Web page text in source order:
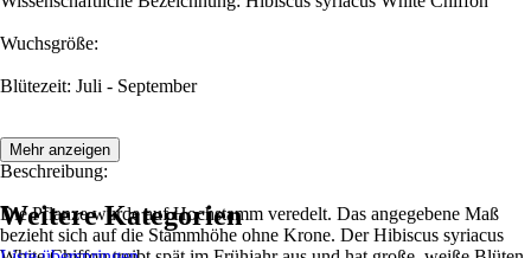
Wuchsgröße:
Blütezeit: Juli - September
Beschreibung:
Die Pflanze wurde auf Hochstamm veredelt. Das angegebene Maß
bezieht sich auf die Stammhöhe ohne Krone. Der Hibiscus syriacus
Mehr anzeigen
Weitere Kategorien